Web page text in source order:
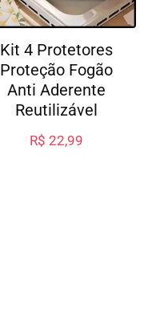
Kit 4 Protetores
Proteção Fogão
Anti Aderente
Reutilizável
R$ 22,99